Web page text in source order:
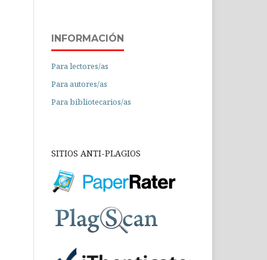
INFORMACIÓN
Para lectores/as
Para autores/as
Para bibliotecarios/as
SITIOS ANTI-PLAGIOS